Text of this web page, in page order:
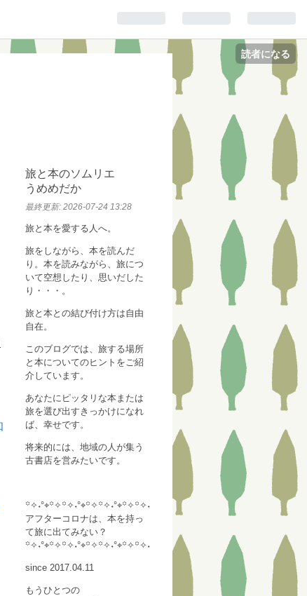
読者になる
旅と本のソムリエ
うめめだか
最終更新: 2026-07-24 13:28
旅と本を愛する人へ。
旅をしながら、本を読んだ
り。本を読みながら、旅につ
いて空想したり、思いだした
り・・・。
旅と本との結び付け方は自由
自在。
このブログでは、旅する場所
と本についてのヒントをご紹
介しています。
あなたにピッタリな本または
旅を選び出すきっかけになれ
ば、幸せです。
将来的には、地域の人が集う
古書店を営みたいです。
꙳✧˖°⌖꙳✧꙳✧˖°⌖꙳✧꙳✧˖°⌖꙳✧꙳✧˖
アフターコロナは、本を持っ
て旅に出てみない？
꙳✧˖°⌖꙳✧꙳✧˖°⌖꙳✧꙳✧˖°⌖꙳✧꙳✧˖
since 2017.04.11
もうひとつの